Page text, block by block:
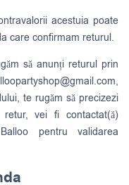
acestuia poate
care confirmam returul.
să anunți returul prin
,
te rugăm să precizezi
vei fi contactat(ă)
pentru validarea